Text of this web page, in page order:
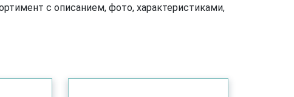
с описанием, фото, характеристиками,